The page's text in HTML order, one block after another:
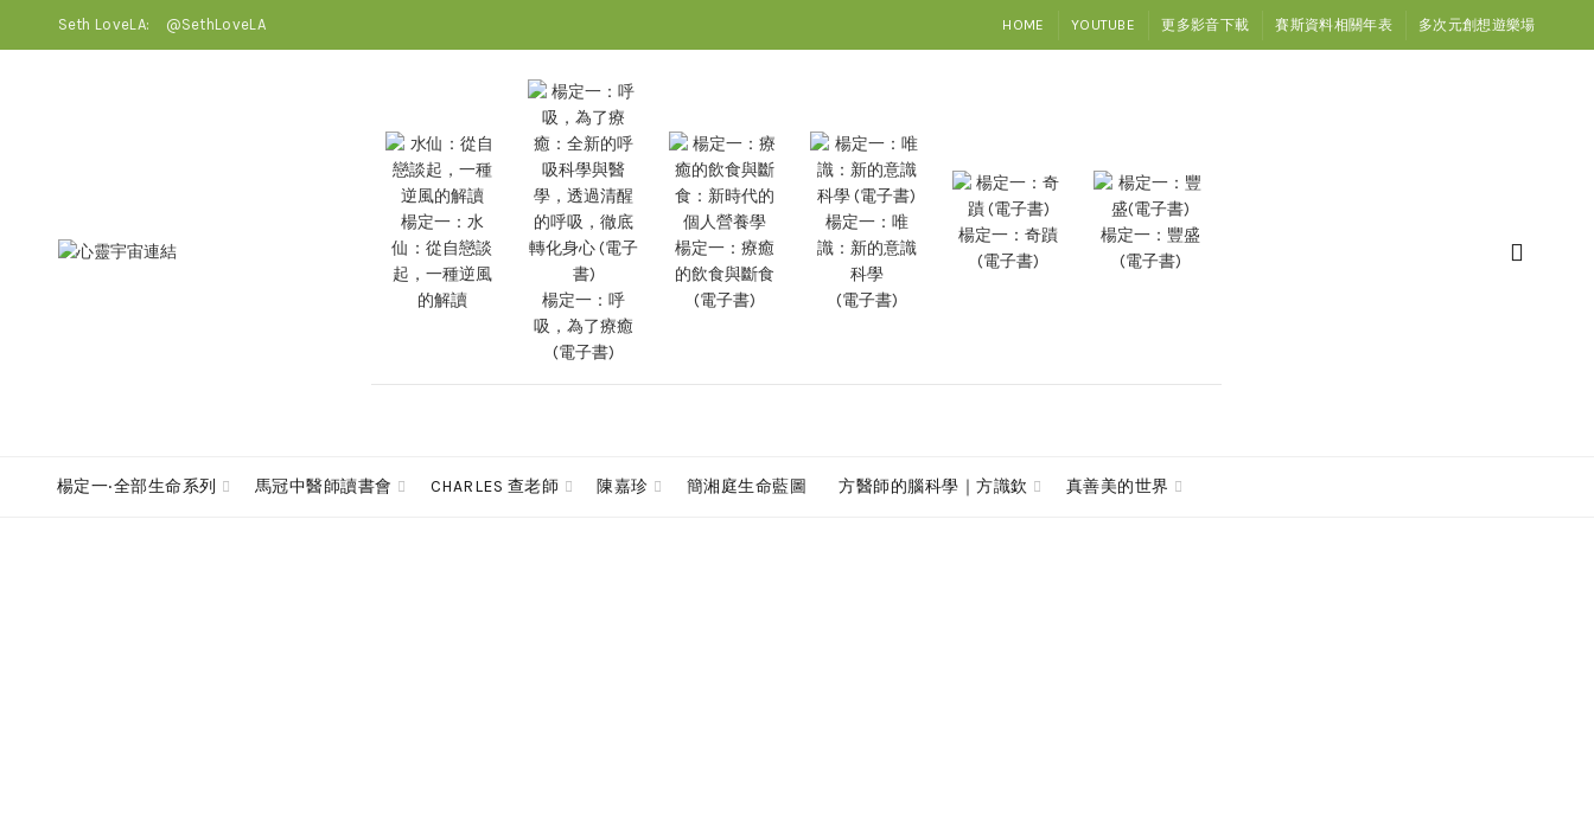
Seth LoveLA: @SethLoveLA HOME YOUTUBE 更多影音下載 賽斯資料相關年表 多次元創想遊樂場
楊定一：水
仙：從自戀談
起，一種逆風
的解讀
楊定一：呼
吸，為了療癒
(電子書)
楊定一：療癒
的飲食與斷食
(電子書)
楊定一：唯
識：新的意識
科學
(電子書)
楊定一：奇蹟
(電子書)
楊定一：豐盛
(電子書)
楊定一‧全部生命系列 馬冠中醫師讀書會 CHARLES 查老師 陳嘉珍 簡湘庭生命藍圖 方醫師的腦科學｜方識欽 真善美的世界